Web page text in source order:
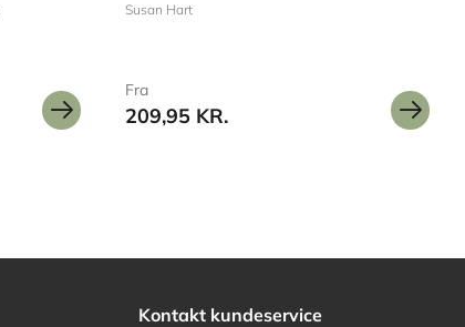
Susan Hart
Fra
209,95 KR.
Kontakt kundeservice